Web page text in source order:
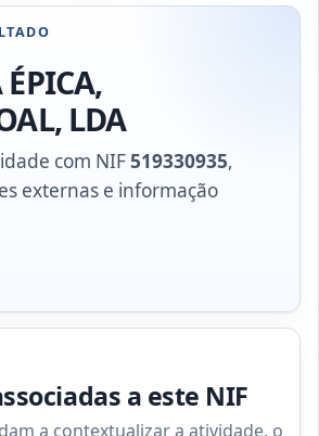
LDA
com NIF519330935,
externas e informação
a este NIF
a contextualizar a atividade, o